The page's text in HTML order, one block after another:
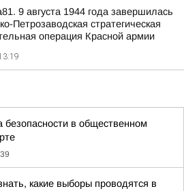
9 августа 1944 года завершилась
Петрозаводская стратегическая
операция Красной армии
безопасности в общественном
какие выборы проводятся в